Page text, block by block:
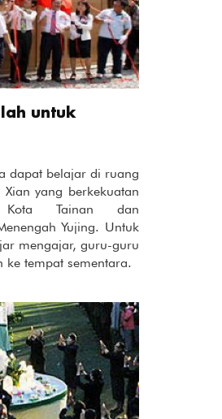
untuk
dapat belajar di ruang
yang berkekuatan
Kota Tainan dan
Yujing. Untuk
mengajar, guru-guru
tempat sementara.